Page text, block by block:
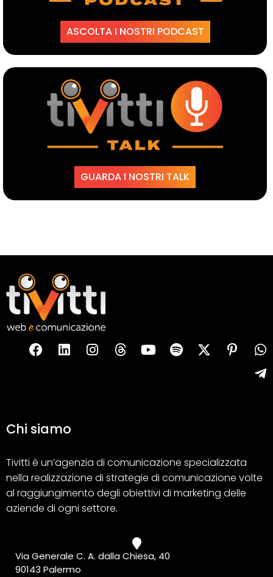
ASCOLTA I NOSTRI PODCAST
GUARDA I NOSTRI TALK
Chi siamo
Tivitti è un’agenzia di comunicazione specializzata
nella realizzazione di strategie di comunicazione volte
al raggiungimento degli obiettivi di marketing delle
aziende di ogni settore.
Via Generale C. A. dalla Chiesa, 40
90143 Palermo